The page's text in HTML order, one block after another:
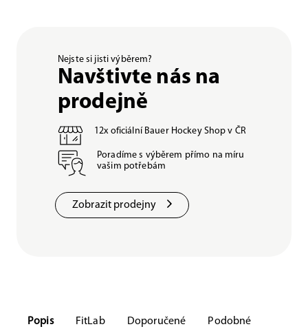
Nejste si jisti výběrem?
Navštivte nás na
prodejně
12x oficiální Bauer Hockey Shop v ČR
Poradíme s výběrem přímo na míru
vašim potřebám
Zobrazit prodejny
Popis FitLab Doporučené Podobné